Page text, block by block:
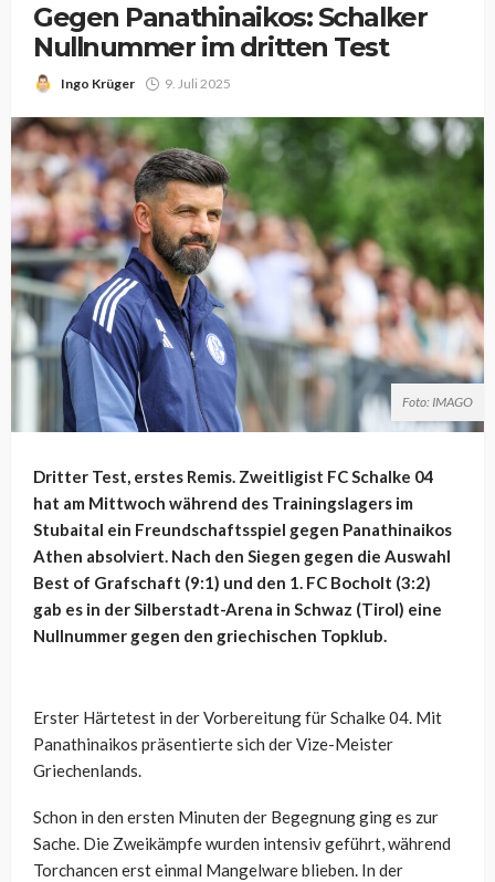
Gegen Panathinaikos: Schalker
Nullnummer im dritten Test
Ingo Krüger 9. Juli 2025
Foto: IMAGO
Dritter Test, erstes Remis. Zweitligist FC Schalke 04
hat am Mittwoch während des Trainingslagers im
Stubaital ein Freundschaftsspiel gegen Panathinaikos
Athen absolviert. Nach den Siegen gegen die Auswahl
Best of Grafschaft (9:1) und den 1. FC Bocholt (3:2)
gab es in der Silberstadt-Arena in Schwaz (Tirol) eine
Nullnummer gegen den griechischen Topklub.
Erster Härtetest in der Vorbereitung für Schalke 04. Mit
Panathinaikos präsentierte sich der Vize-Meister
Griechenlands.
Schon in den ersten Minuten der Begegnung ging es zur
Sache. Die Zweikämpfe wurden intensiv geführt, während
Torchancen erst einmal Mangelware blieben. In der